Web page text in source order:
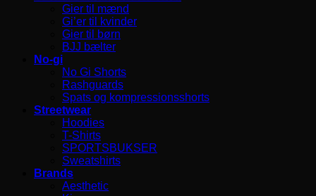
Gier til mænd
Gi’er til kvinder
Gier til børn
BJJ bælter
No-gi
No Gi Shorts
Rashguards
Spats og kompressionsshorts
Streetwear
Hoodies
T-Shirts
SPORTSBUKSER
Sweatshirts
Brands
Aesthetic